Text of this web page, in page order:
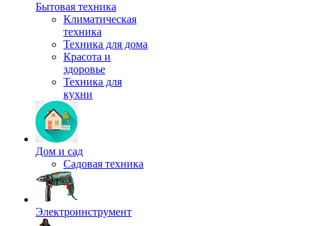
Бытовая техника
Климатическая
техника
Техника для дома
Красота и
здоровье
Техника для
кухни
Дом и сад
Садовая техника
Электроинструмент